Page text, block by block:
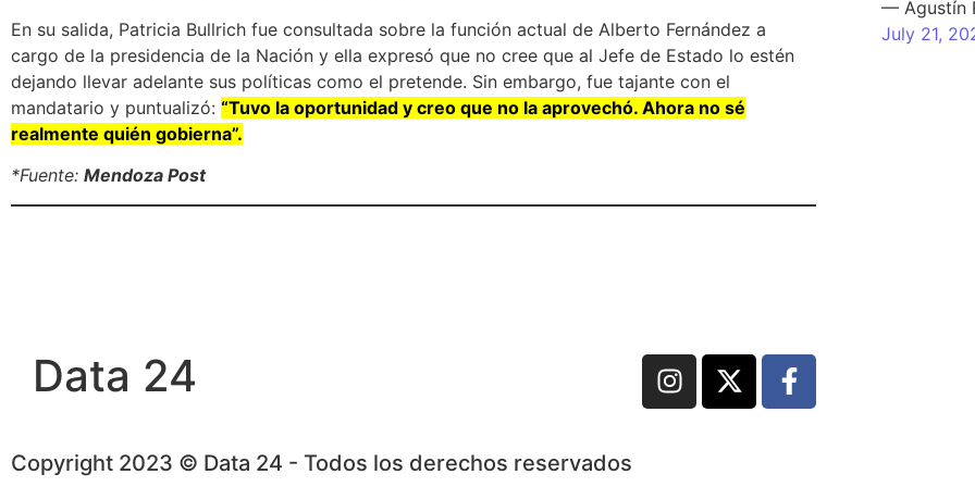
En su salida, Patricia Bullrich fue consultada sobre la función actual de Alberto Fernández a
cargo de la presidencia de la Nación y ella expresó que no cree que al Jefe de Estado lo estén
dejando llevar adelante sus políticas como el pretende. Sin embargo, fue tajante con el
mandatario y puntualizó: “Tuvo la oportunidad y creo que no la aprovechó. Ahora no sé
realmente quién gobierna”.
*Fuente: Mendoza Post
— Agustín
July 21,
Data 24
Copyright 2023 © Data 24 - Todos los derechos reservados